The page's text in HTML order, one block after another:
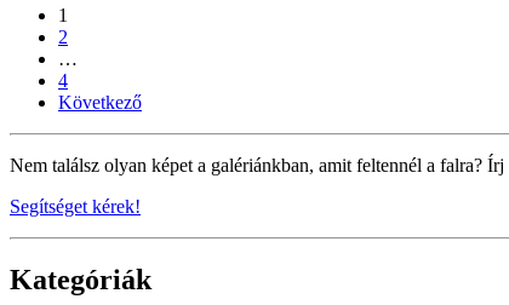
1
2
…
4
Következő
Nem találsz olyan képet a galériánkban, amit feltennél a falra?
Segítséget kérek!
Kategóriák